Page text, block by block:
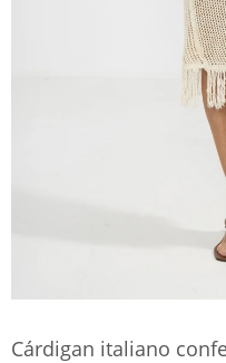
Cárdigan italiano